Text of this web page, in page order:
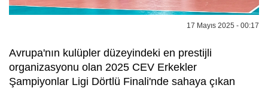
17 Mayıs 2025 - 00:17
Avrupa'nın kulüpler düzeyindeki en prestijli
organizasyonu olan 2025 CEV Erkekler
Şampiyonlar Ligi Dörtlü Finali'nde sahaya çıkan